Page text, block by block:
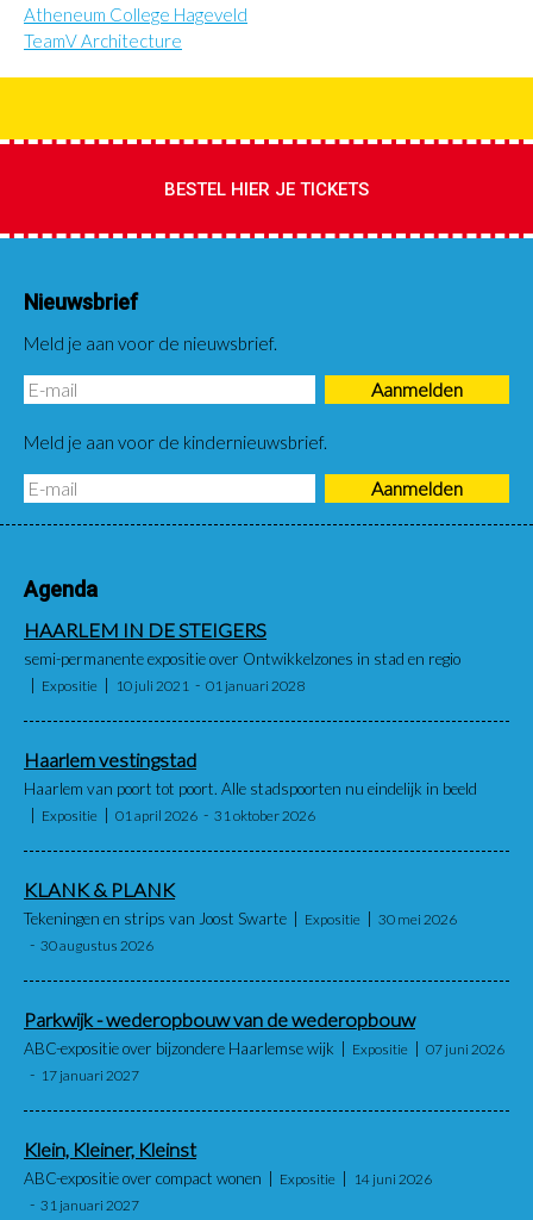
Atheneum College Hageveld
TeamV Architecture
BESTEL HIER JE TICKETS
Nieuwsbrief
Meld je aan voor de nieuwsbrief.
Meld je aan voor de kindernieuwsbrief.
Agenda
HAARLEM IN DE STEIGERS
semi-permanente expositie over Ontwikkelzones in stad en regio
Expositie 10 juli 2021 01 januari 2028
Haarlem vestingstad
Haarlem van poort tot poort. Alle stadspoorten nu eindelijk in beeld
Expositie 01 april 2026 31 oktober 2026
KLANK & PLANK
Tekeningen en strips van Joost Swarte Expositie
30 mei 2026
30 augustus 2026
Parkwijk - wederopbouw van de wederopbouw
ABC-expositie over bijzondere Haarlemse wijk Expositie
07 juni 2026
17 januari 2027
Klein, Kleiner, Kleinst
ABC-expositie over compact wonen Expositie
14 juni 2026
31 januari 2027